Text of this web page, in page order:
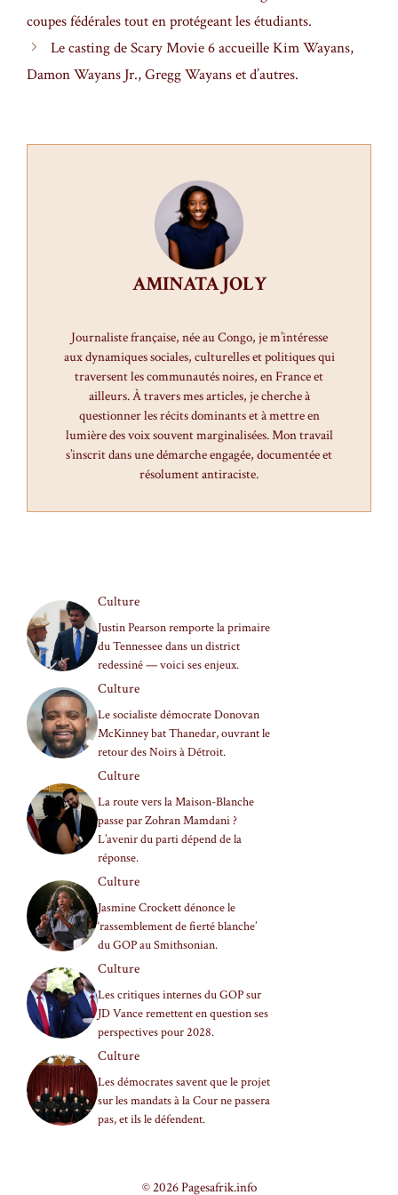
coupes fédérales tout en protégeant les étudiants.
Le casting de Scary Movie 6 accueille Kim Wayans,
Damon Wayans Jr., Gregg Wayans et d’autres.
AMINATA JOLY
Journaliste française, née au Congo, je m’intéresse
aux dynamiques sociales, culturelles et politiques qui
traversent les communautés noires, en France et
ailleurs. À travers mes articles, je cherche à
questionner les récits dominants et à mettre en
lumière des voix souvent marginalisées. Mon travail
s’inscrit dans une démarche engagée, documentée et
résolument antiraciste.
Culture
Justin Pearson remporte la primaire
du Tennessee dans un district
redessiné — voici ses enjeux.
Culture
Le socialiste démocrate Donovan
McKinney bat Thanedar, ouvrant le
retour des Noirs à Détroit.
Culture
La route vers la Maison-Blanche
passe par Zohran Mamdani ?
L’avenir du parti dépend de la
réponse.
Culture
Jasmine Crockett dénonce le
‘rassemblement de fierté blanche’
du GOP au Smithsonian.
Culture
Les critiques internes du GOP sur
JD Vance remettent en question ses
perspectives pour 2028.
Culture
Les démocrates savent que le projet
sur les mandats à la Cour ne passera
pas, et ils le défendent.
© 2026 Pagesafrik.info